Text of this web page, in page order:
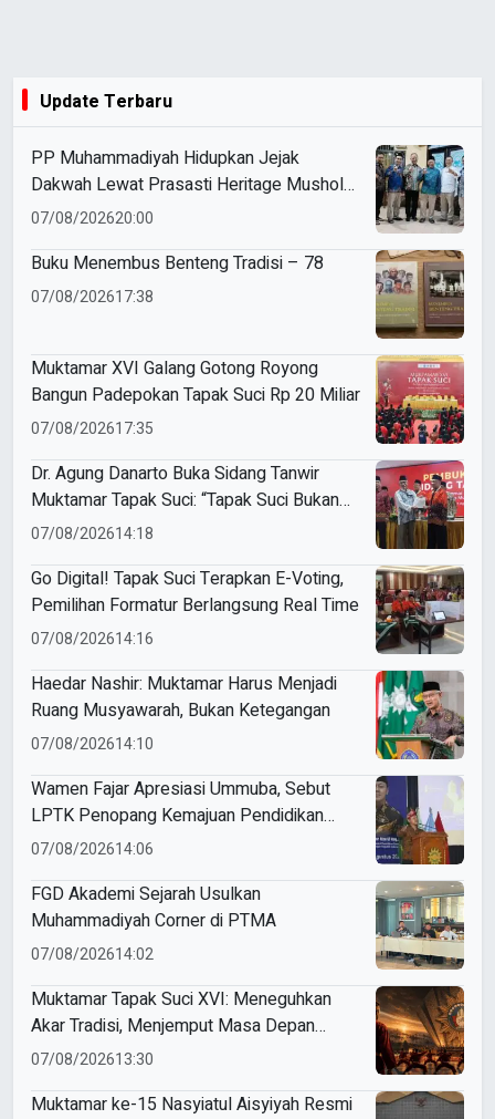
Update Terbaru
PP Muhammadiyah Hidupkan Jejak
Dakwah Lewat Prasasti Heritage Mushola
Putri PRA Kedurus
07/08/202620:00
Buku Menembus Benteng Tradisi – 78
07/08/202617:38
Muktamar XVI Galang Gotong Royong
Bangun Padepokan Tapak Suci Rp 20 Miliar
07/08/202617:35
Dr. Agung Danarto Buka Sidang Tanwir
Muktamar Tapak Suci: “Tapak Suci Bukan
Organisasi Ko Ping Ho dan Dracin”
07/08/202614:18
Go Digital! Tapak Suci Terapkan E-Voting,
Pemilihan Formatur Berlangsung Real Time
07/08/202614:16
Haedar Nashir: Muktamar Harus Menjadi
Ruang Musyawarah, Bukan Ketegangan
07/08/202614:10
Wamen Fajar Apresiasi Ummuba, Sebut
LPTK Penopang Kemajuan Pendidikan
Indonesia
07/08/202614:06
FGD Akademi Sejarah Usulkan
Muhammadiyah Corner di PTMA
07/08/202614:02
Muktamar Tapak Suci XVI: Meneguhkan
Akar Tradisi, Menjemput Masa Depan
Mendunia
07/08/202613:30
Muktamar ke-15 Nasyiatul Aisyiyah Resmi